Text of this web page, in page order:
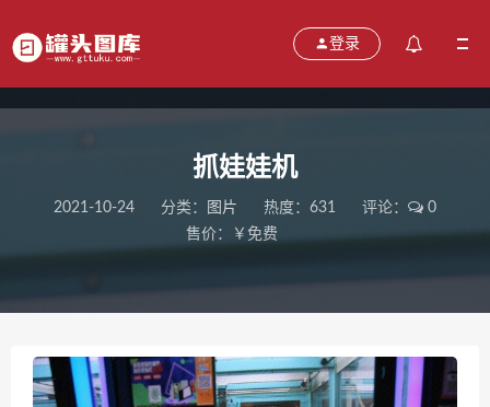
登录
抓娃娃机
2021-10-24 分类： 图片 热度：631 评论：
0
售价：￥免费